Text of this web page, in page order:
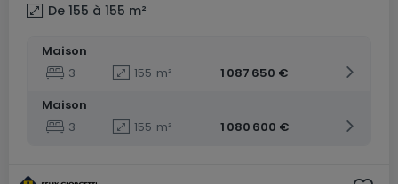
De 155 à 155 m²
Maison
3
155 m²
1 087 650 €
Maison
3
155 m² 1 080 600 €